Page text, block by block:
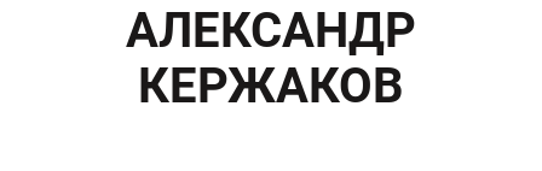
АЛЕКСАНДР
КЕРЖАКОВ